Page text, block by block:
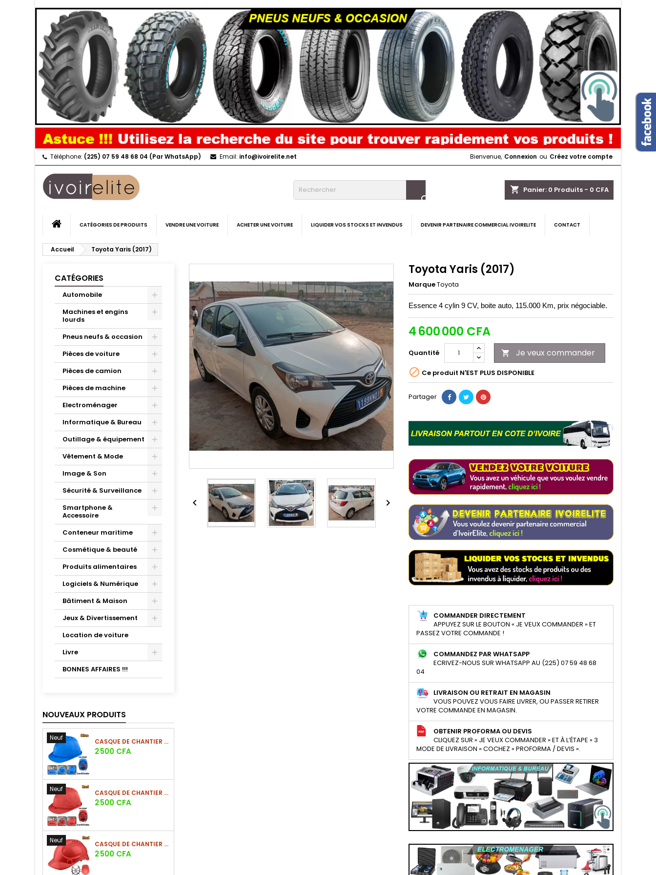
Téléphone: (225) 07 59 48 68 04 (Par WhatsApp) Email: info@ivoirelite.net Bienvenue, Connexion ou Créez votre compte
shopping_cart Panier: 0 Produits - 0 CFA

CATÉGORIES DE PRODUITS VENDRE UNE VOITURE ACHETER UNE VOITURE LIQUIDER VOS STOCKS ET INVENDUS DEVENIR PARTENAIRE COMMERCIAL IVOIRELITE CONTACT
Accueil Toyota Yaris (2017)
CATÉGORIES
Automobile
Machines et engins
lourds
Pneus neufs & occasion
Pièces de voiture
Pièces de camion
Pièces de machine
Electroménager
Informatique & Bureau
Outillage & équipement
Vêtement & Mode
Image & Son
Sécurité & Surveillance
Smartphone &
Accessoire
Conteneur maritime
Cosmétique & beauté
Produits alimentaires
Logiciels & Numérique
Bâtiment & Maison
Jeux & Divertissement
Location de voiture
Livre
BONNES AFFAIRES !!!
NOUVEAUX PRODUITS
Neuf CASQUE DE CHANTIER BLEU EN PE 380G
Prix
2 500 CFA
Neuf CASQUE DE CHANTIER ROUGE EN PE 380G
Prix
2 500 CFA
Neuf CASQUE DE CHANTIER ROUGE EN PE 330G - NOUVEAU MODÈLE
Prix
2 500 CFA
 
Toyota Yaris (2017)
MarqueToyota
Essence 4 cylin 9 CV, boite auto, 115.000 Km, prix négociable.
4 600 000 CFA
Quantité  Je veux commander
 Ce produit N'EST PLUS DISPONIBLE
Partager
COMMANDER DIRECTEMENT
APPUYEZ SUR LE BOUTON « JE VEUX COMMANDER » ET
PASSEZ VOTRE COMMANDE !
COMMANDEZ PAR WHATSAPP
ECRIVEZ-NOUS SUR WHATSAPP AU (225) 07 59 48 68
04
LIVRAISON OU RETRAIT EN MAGASIN
VOUS POUVEZ VOUS FAIRE LIVRER, OU PASSER RETIRER
VOTRE COMMANDE EN MAGASIN.
OBTENIR PROFORMA OU DEVIS
CLIQUEZ SUR « JE VEUX COMMANDER » ET À L’ÉTAPE « 3
MODE DE LIVRAISON » COCHEZ « PROFORMA / DEVIS ».